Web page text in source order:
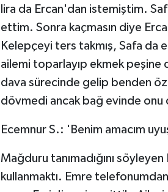
lira da Ercan'dan istemiştim.
ettim. Sonra kaçmasın diye
Kelepçeyi ters takmış, Safa da
ailemi toparlayıp ekmek peşine
dava sürecinde gelip benden
dövmedi ancak bağ evinde onu
Ecemnur S.: 'Benim amacım
Mağduru tanımadığını
kullanmaktı. Emre